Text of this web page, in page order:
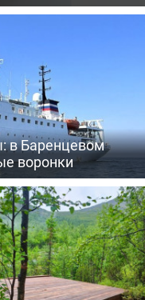
в Баренцевом
воронки